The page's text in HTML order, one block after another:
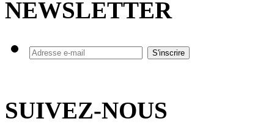
NEWSLETTER
SUIVEZ-NOUS